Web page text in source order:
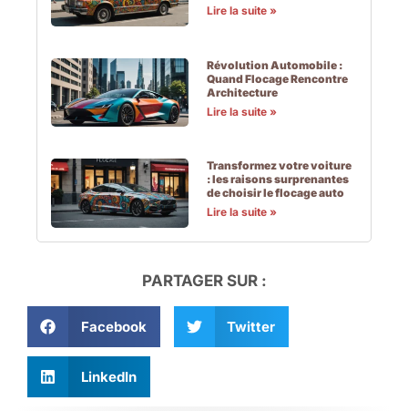
Lire la suite »
Révolution Automobile :
Quand Flocage Rencontre
Architecture
Lire la suite »
Transformez votre voiture
: les raisons surprenantes
de choisir le flocage auto
Lire la suite »
PARTAGER SUR :
Facebook Twitter
LinkedIn